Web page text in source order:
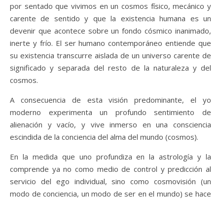
por sentado que vivimos en un cosmos físico, mecánico y
carente de sentido y que la existencia humana es un
devenir que acontece sobre un fondo cósmico inanimado,
inerte y frío. El ser humano contemporáneo entiende que
su existencia transcurre aislada de un universo carente de
significado y separada del resto de la naturaleza y del
cosmos.
A consecuencia de esta visión predominante, el yo
moderno experimenta un profundo sentimiento de
alienación y vacío, y vive inmerso en una consciencia
escindida de la conciencia del alma del mundo (cosmos).
En la medida que uno profundiza en la astrología y la
comprende ya no como medio de control y predicción al
servicio del ego individual, sino como cosmovisión (un
modo de conciencia, un modo de ser en el mundo) se hace